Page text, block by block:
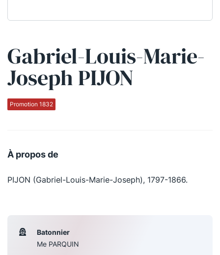
Gabriel-Louis-Marie-
Joseph PIJON
Promotion 1832
À propos de
PIJON (Gabriel-Louis-Marie-Joseph), 1797-1866.
Batonnier
Me PARQUIN
Qui sommes-nous ?
La Conférence
La Conférence de Renfort
La défense pénale
Le Concours de la Conférence
La Petite Conférence